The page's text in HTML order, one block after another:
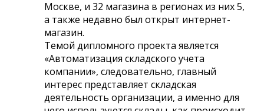
Москве, и 32 магазина в регионах из них 5,
а также недавно был открыт интернет-
магазин.
Темой дипломного проекта является
«Автоматизация складского учета
компании», следовательно, главный
интерес представляет складская
деятельность организации, а именно для